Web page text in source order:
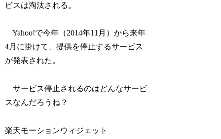
ビスは淘汰される。
Yahoo!で今年（2014年11月）から来年
4月に掛けて、提供を停止するサービス
が発表された。
サービス停止されるのはどんなサービ
スなんだろうね？
楽天モーションウィジェット